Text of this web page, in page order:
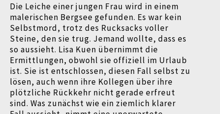
Die Leiche einer jungen Frau wird in einem
malerischen Bergsee gefunden. Es war kein
Selbstmord, trotz des Rucksacks voller
Steine, den sie trug. Jemand wollte, dass es
so aussieht. Lisa Kuen übernimmt die
Ermittlungen, obwohl sie offiziell im Urlaub
ist. Sie ist entschlossen, diesen Fall selbst zu
lösen, auch wenn ihre Kollegen über ihre
plötzliche Rückkehr nicht gerade erfreut
sind. Was zunächst wie ein ziemlich klarer